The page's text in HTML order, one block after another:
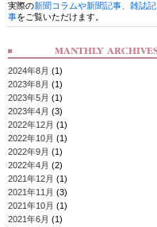
実際の新聞コラムや新聞記事、雑誌記
事をご覧いただけます。
2024年8月 (1)
2023年8月 (1)
2023年5月 (1)
2023年4月 (3)
2022年12月 (1)
2022年10月 (1)
2022年9月 (1)
2022年4月 (2)
2021年12月 (1)
2021年11月 (3)
2021年10月 (1)
2021年6月 (1)